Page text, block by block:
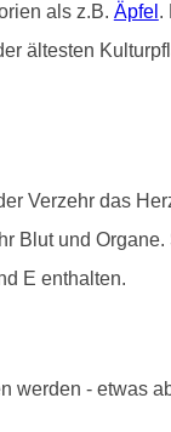
als z.B. Äpfel .
ältesten
Verzehr das
Blut und Organe.
E enthalten.
werden - etwas